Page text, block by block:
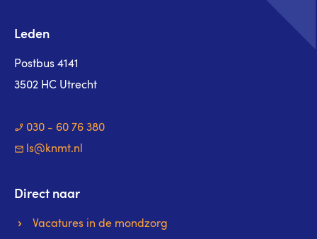
Leden
Postbus 4141
3502 HC Utrecht
030 - 60 76 380
ls@knmt.nl
Direct naar
Vacatures in de mondzorg